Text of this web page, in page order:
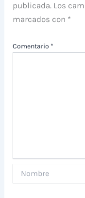
publicada. Los
marcados con *
Comentario *